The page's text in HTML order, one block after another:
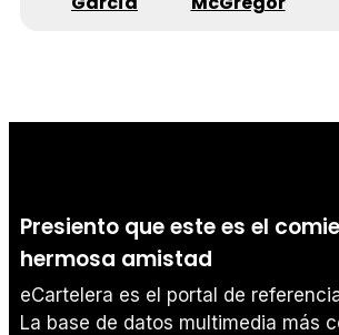
Presiento que este es el
hermosa amistad
eCartelera es el portal de
La base de datos multimedia más